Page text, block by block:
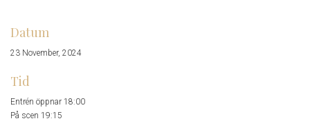
Datum
23 November, 2024
Tid
Entrén öppnar 18:00
På scen 19:15